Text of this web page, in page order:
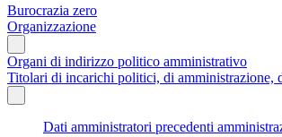
Burocrazia zero
Organizzazione
Organi di indirizzo politico amministrativo
Titolari di incarichi politici, di amministrazione,
Dati amministratori precedenti